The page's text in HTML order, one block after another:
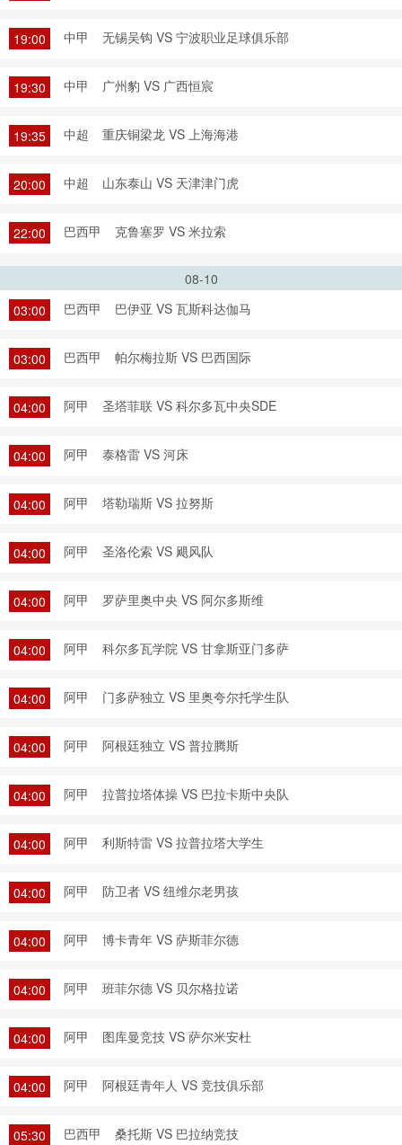
19:00 中甲 无锡吴钩 VS 宁波职业足球俱乐部
19:30 中甲 广州豹 VS 广西恒宸
19:35 中超 重庆铜梁龙 VS 上海海港
20:00 中超 山东泰山 VS 天津津门虎
22:00 巴西甲 克鲁塞罗 VS 米拉索
08-10
03:00
巴西甲 巴伊亚 VS 瓦斯科达伽马
03:00 巴西甲 帕尔梅拉斯 VS 巴西国际
04:00 阿甲 圣塔菲联 VS 科尔多瓦中央SDE
04:00 阿甲 泰格雷 VS 河床
04:00 阿甲 塔勒瑞斯 VS 拉努斯
04:00 阿甲 圣洛伦索 VS 飓风队
04:00 阿甲 罗萨里奥中央 VS 阿尔多斯维
04:00 阿甲 科尔多瓦学院 VS 甘拿斯亚门多萨
04:00 阿甲 门多萨独立 VS 里奥夸尔托学生队
04:00 阿甲 阿根廷独立 VS 普拉腾斯
04:00 阿甲 拉普拉塔体操 VS 巴拉卡斯中央队
04:00 阿甲 利斯特雷 VS 拉普拉塔大学生
04:00 阿甲 防卫者 VS 纽维尔老男孩
04:00 阿甲 博卡青年 VS 萨斯菲尔德
04:00 阿甲 班菲尔德 VS 贝尔格拉诺
04:00 阿甲 图库曼竞技 VS 萨尔米安杜
04:00 阿甲 阿根廷青年人 VS 竞技俱乐部
05:30 巴西甲 桑托斯 VS 巴拉纳竞技